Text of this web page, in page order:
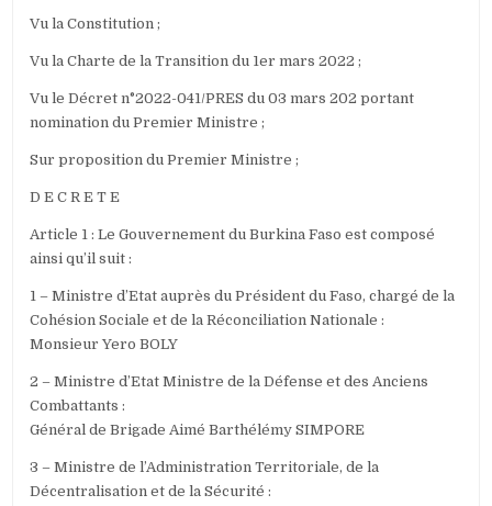
Vu la Constitution ;
Vu la Charte de la Transition du 1er mars 2022 ;
Vu le Décret n°2022-041/PRES du 03 mars 202 portant
nomination du Premier Ministre ;
Sur proposition du Premier Ministre ;
D E C R E T E
Article 1 : Le Gouvernement du Burkina Faso est composé
ainsi qu’il suit :
1 – Ministre d’Etat auprès du Président du Faso, chargé de la
Cohésion Sociale et de la Réconciliation Nationale :
Monsieur Yero BOLY
2 – Ministre d’Etat Ministre de la Défense et des Anciens
Combattants :
Général de Brigade Aimé Barthélémy SIMPORE
3 – Ministre de l’Administration Territoriale, de la
Décentralisation et de la Sécurité :